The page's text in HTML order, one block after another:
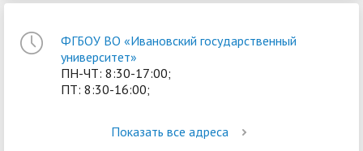
ФГБОУ ВО «Ивановский государственный
университет»
ПН-ЧТ: 8:30-17:00;
ПТ: 8:30-16:00;
Показать все адреса